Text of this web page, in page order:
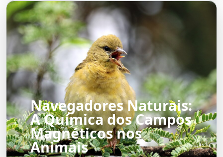
Navegadores Naturais:
A Química dos Campos
Magnéticos nos
Animais